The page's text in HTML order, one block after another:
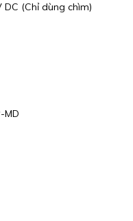
(Chỉ dùng chìm)
MD